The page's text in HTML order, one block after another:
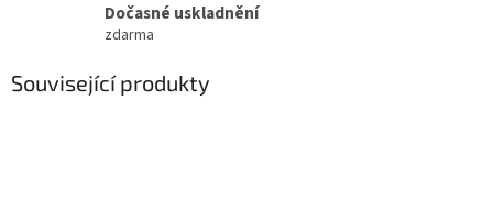
Dočasné uskladnění
zdarma
Související produkty